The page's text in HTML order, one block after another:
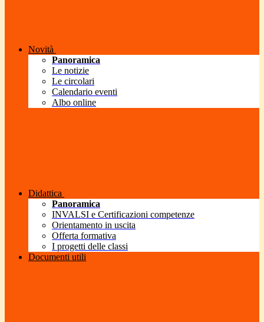
Novità
Panoramica
Le notizie
Le circolari
Calendario eventi
Albo online
Didattica
Panoramica
INVALSI e Certificazioni competenze
Orientamento in uscita
Offerta formativa
I progetti delle classi
Documenti utili